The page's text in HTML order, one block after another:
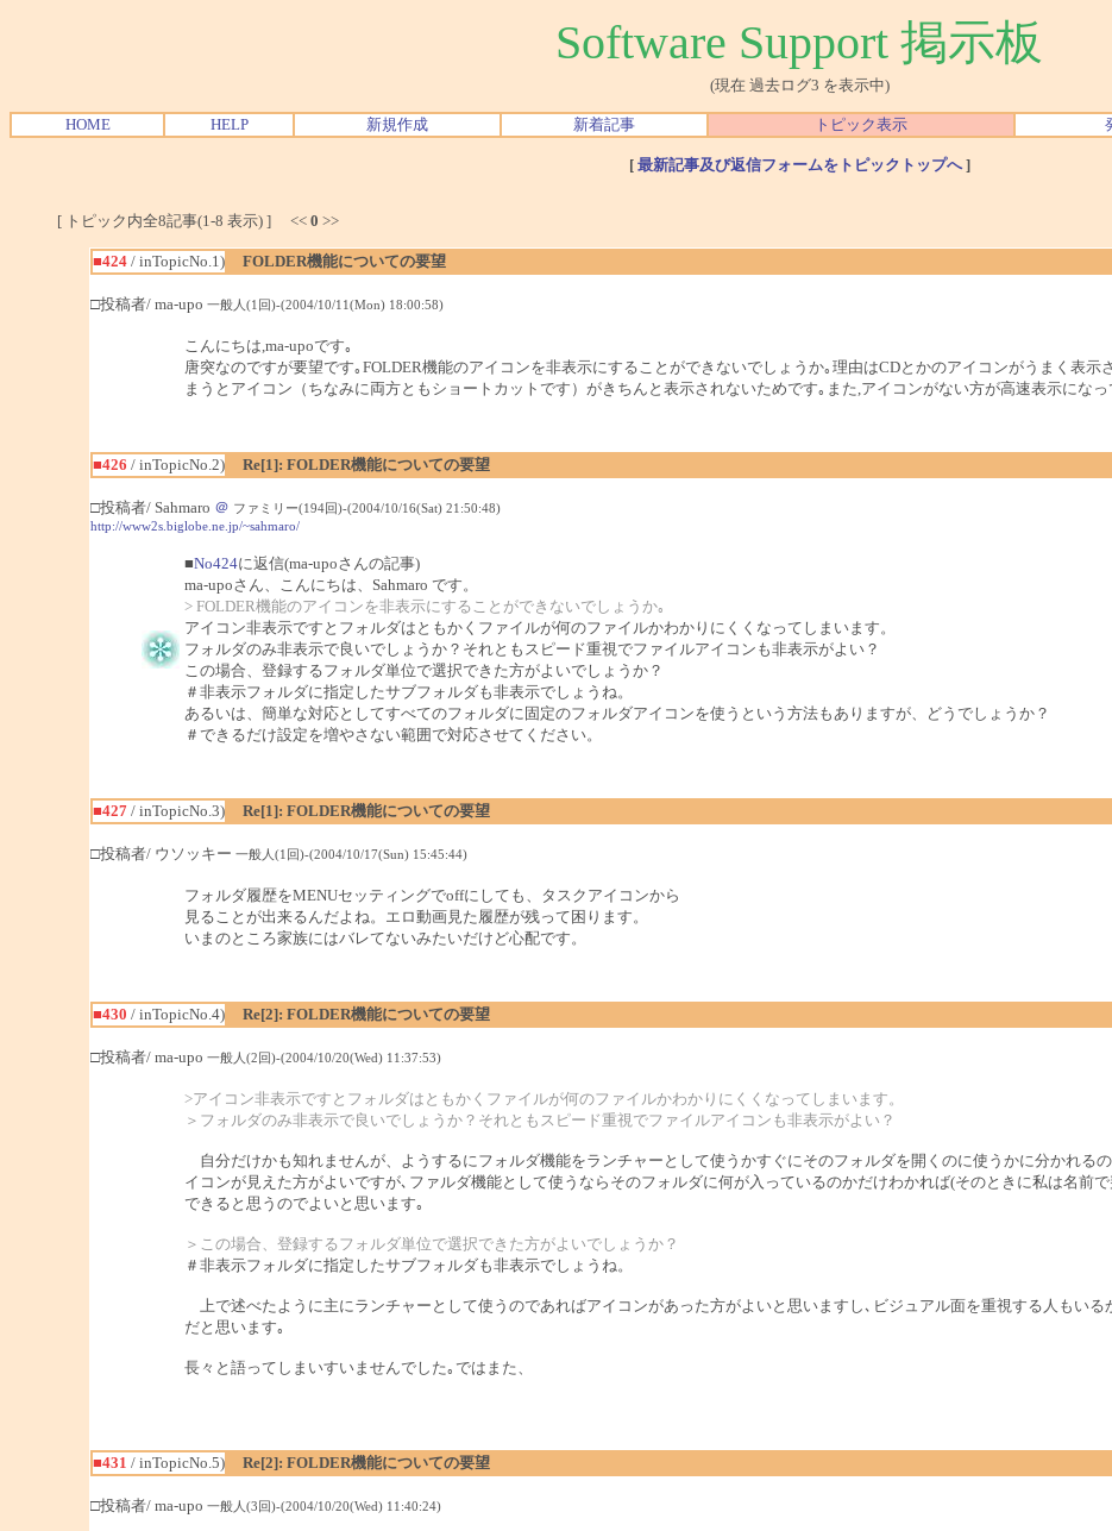
Software Support 掲示板
(現在 過去ログ3 を表示中)
HOME HELP 新規作成 新着記事 トピック表示
[ 最新記事及び返信フォームをトピックトップへ]
[ トピック内全8記事(1-8 表示) ] << 0 >>
■424/ inTopicNo.1)
FOLDER機能についての要望
□投稿者/ ma-upo 一般人(1回)-(2004/10/11(Mon) 18:00:58)
こんにちは,ma-upoです｡
唐突なのですが要望です｡FOLDER機能のアイコンを非表示にすることができないでしょうか｡理由はCDとかのアイコンがうまく表
まうとアイコン（ちなみに両方ともショートカットです）がきちんと表示されないためです｡また,アイコンがない方が高速表示にな
■426 / inTopicNo.2)
Re[1]: FOLDER機能についての要望
□投稿者/ Sahmaro ＠ ファミリー(194回)-(2004/10/16(Sat) 21:50:48)
http://www2s.biglobe.ne.jp/~sahmaro/
■No424に返信(ma-upoさんの記事)
ma-upoさん、こんにちは、Sahmaro です。
> FOLDER機能のアイコンを非表示にすることができないでしょうか｡
アイコン非表示ですとフォルダはともかくファイルが何のファイルかわかりにくくなってしまいます。
フォルダのみ非表示で良いでしょうか？それともスピード重視でファイルアイコンも非表示がよい？
この場合、登録するフォルダ単位で選択できた方がよいでしょうか？
＃非表示フォルダに指定したサブフォルダも非表示でしょうね。
あるいは、簡単な対応としてすべてのフォルダに固定のフォルダアイコンを使うという方法もありますが、どうでしょうか？
＃できるだけ設定を増やさない範囲で対応させてください。
■427/ inTopicNo.3)
Re[1]: FOLDER機能についての要望
□投稿者/ ウソッキー 一般人(1回)-(2004/10/17(Sun) 15:45:44)
フォルダ履歴をMENUセッティングでoffにしても、タスクアイコンから
見ることが出来るんだよね。エロ動画見た履歴が残って困ります。
いまのところ家族にはバレてないみたいだけど心配です。
■430 / inTopicNo.4)
Re[2]: FOLDER機能についての要望
□投稿者/ ma-upo 一般人(2回)-(2004/10/20(Wed) 11:37:53)
>アイコン非表示ですとフォルダはともかくファイルが何のファイルかわかりにくくなってしまいます。
＞フォルダのみ非表示で良いでしょうか？それともスピード重視でファイルアイコンも非表示がよい？
自分だけかも知れませんが、ようするにフォルダ機能をランチャーとして使うかすぐにそのフォルダを開くのに使うかに分かれる
イコンが見えた方がよいですが､ファルダ機能として使うならそのフォルダに何が入っているのかだけわかれば(そのときに私は名前
できると思うのでよいと思います｡
＞この場合、登録するフォルダ単位で選択できた方がよいでしょうか？
＃非表示フォルダに指定したサブフォルダも非表示でしょうね。
上で述べたように主にランチャーとして使うのであればアイコンがあった方がよいと思いますし､ビジュアル面を重視する人もい
だと思います｡
長々と語ってしまいすいませんでした｡ではまた、
■431 / inTopicNo.5)
Re[2]: FOLDER機能についての要望
□投稿者/ ma-upo 一般人(3回)-(2004/10/20(Wed) 11:40:24)